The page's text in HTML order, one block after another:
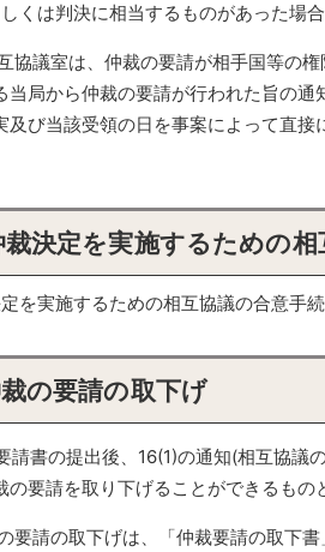
しくは判決に相当するものがあった場合
議室は、仲裁の要請が相手国等の
当局から仲裁の要請が行われた旨の
及び当該受領の日を事案によって直
決定を実施するための相
を実施するための相互協議の合意手
の要請の取下げ
書の提出後、16(1)の通知(相互協議
の要請を取り下げることができるもの
請の取下げは、「仲裁要請の取下